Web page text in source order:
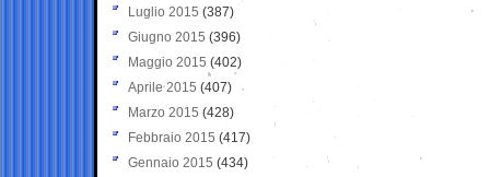
Luglio 2015 (387)
Giugno 2015 (396)
Maggio 2015 (402)
Aprile 2015 (407)
Marzo 2015 (428)
Febbraio 2015 (417)
Gennaio 2015 (434)